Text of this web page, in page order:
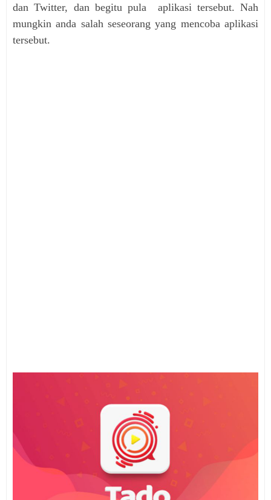
dan Twitter, dan begitu pula aplikasi tersebut. Nah
mungkin anda salah seseorang yang mencoba aplikasi
tersebut.